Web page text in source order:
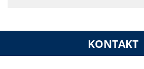
KONTAKT